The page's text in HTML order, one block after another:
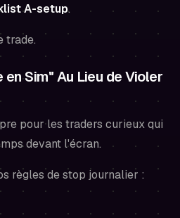
A-setup.
trade.
Sim" Au Lieu de Violer
pour les traders curieux qui
devant l'écran.
règles de stop journalier :